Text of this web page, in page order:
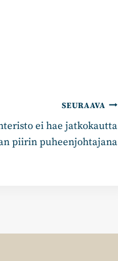
SEURAAVA
ei hae jatkokautta
piirin puheenjohtajana